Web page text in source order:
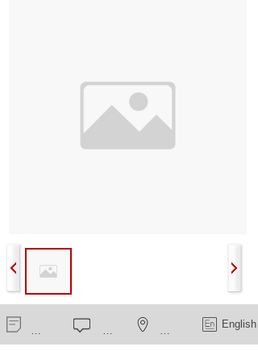
手动电磁两用减压阀
1.5",2"
在线留言 English